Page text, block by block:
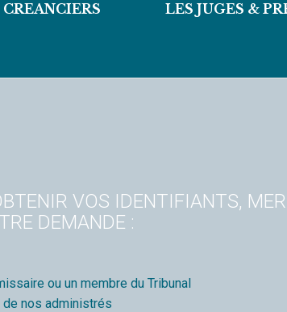
CREANCIERS LES JUGES &
VOS IDENTIFIANTS,
DEMANDE :
ou un membre du Tribunal
nos administrés